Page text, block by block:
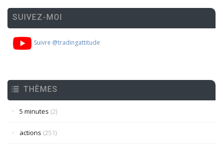
SUIVEZ-MOI
Suivre @tradingattitude
THÈMES
5 minutes (2)
actions (251)